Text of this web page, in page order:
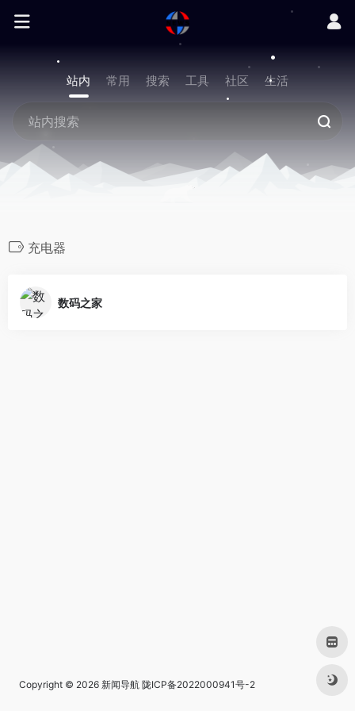
站内 常用 搜索 工具 社区 生活
充电器
数码之家
Copyright © 2026 新闻导航 陇ICP备2022000941号-2